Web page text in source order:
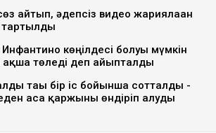
айтып, әдепсіз видео жариялаған
тартылды
көңілдесі болуы мүмкін
төледі деп айыпталды
тағы бір іс бойынша сотталды -
аса қаржыны өндіріп алуды